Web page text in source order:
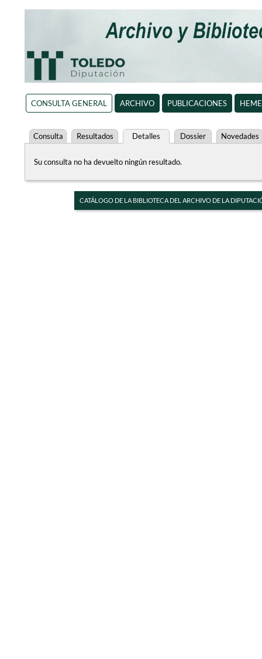
CONSULTA GENERAL ARCHIVO PUBLICACIONES
Consulta Resultados Detalles Dossier Novedades
Su consulta no ha devuelto ningún resultado.
CATÁLOGO DE LA BIBLIOTECA DEL ARCHIVO DE LA